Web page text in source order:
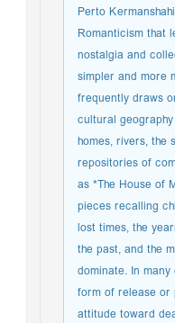
“Perto
Romanticism that
nostalgia and
simpler and more
frequently draws
cultural
homes, rivers,
repositories of
as *The House of
pieces recalling
lost times, the
the past, and the
dominate. In
form of release
attitude toward